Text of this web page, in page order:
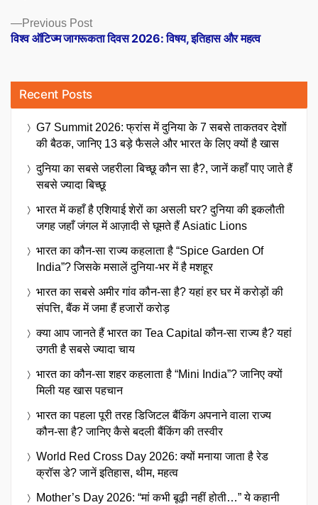
Previous PostPrevious
post:
विश्व ऑटिज्म जागरूकता दिवस 2026: विषय, इतिहास और महत्व
Recent Posts
G7 Summit 2026: फ्रांस में दुनिया के 7 सबसे ताकतवर देशों
की बैठक, जानिए 13 बड़े फैसले और भारत के लिए क्यों है खास
दुनिया का सबसे जहरीला बिच्छू कौन सा है?, जानें कहाँ पाए जाते हैं
सबसे ज्यादा बिच्छू
भारत में कहाँ है एशियाई शेरों का असली घर? दुनिया की इकलौती
जगह जहाँ जंगल में आज़ादी से घूमते हैं Asiatic Lions
भारत का कौन-सा राज्य कहलाता है “Spice Garden Of
India”? जिसके मसालें दुनिया-भर में है मशहूर
भारत का सबसे अमीर गांव कौन-सा है? यहां हर घर में करोड़ों की
संपत्ति, बैंक में जमा हैं हजारों करोड़
क्या आप जानते हैं भारत का Tea Capital कौन-सा राज्य है? यहां
उगती है सबसे ज्यादा चाय
भारत का कौन-सा शहर कहलाता है “Mini India”? जानिए क्यों
मिली यह खास पहचान
भारत का पहला पूरी तरह डिजिटल बैंकिंग अपनाने वाला राज्य
कौन-सा है? जानिए कैसे बदली बैंकिंग की तस्वीर
World Red Cross Day 2026: क्यों मनाया जाता है रेड
क्रॉस डे? जानें इतिहास, थीम, महत्व
Mother’s Day 2026: “मां कभी बूढ़ी नहीं होती…” ये कहानी